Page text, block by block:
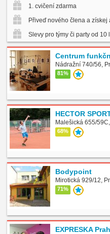
1. cvičení zdarma
Přiveď nového člena a získej
Slevy pro týmy či party od 10
Centrum
Nádražní 740/56,
81%
HECTOR
Malešická 655/
68%
Bodypoint
Mirotická 929/12,
71%
EXPRESKA